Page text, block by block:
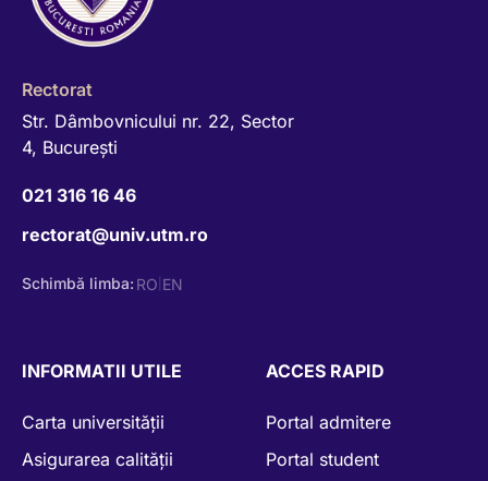
Rectorat
Str. Dâmbovnicului nr. 22, Sector
4, Bucureşti
021 316 16 46
rectorat@univ.utm.ro
Schimbă limba: RO EN
INFORMATII UTILE
Carta universității
Asigurarea calității
ACCES RAPID
Portal admitere
Portal student